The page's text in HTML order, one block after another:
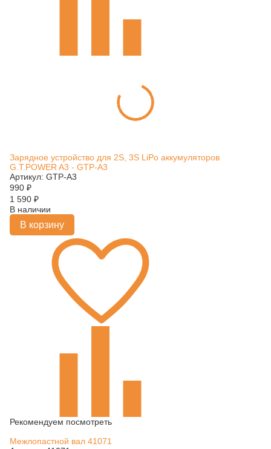
Зарядное устройство для 2S, 3S LiPo аккумуляторов
G.T.POWER A3 - GTP-A3
Артикул: GTP-A3
990 ₽
1 590 ₽
В наличии
В корзину
Рекомендуем посмотреть
Межлопастной вал 41071